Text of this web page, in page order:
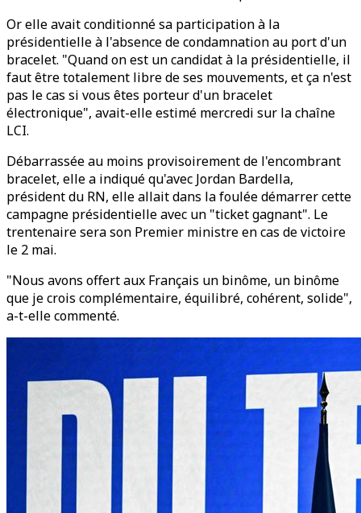
Or elle avait conditionné sa participation à la
présidentielle à l'absence de condamnation au port d'un
bracelet. "Quand on est un candidat à la présidentielle, il
faut être totalement libre de ses mouvements, et ça n'est
pas le cas si vous êtes porteur d'un bracelet
électronique", avait-elle estimé mercredi sur la chaîne
LCI.
Débarrassée au moins provisoirement de l'encombrant
bracelet, elle a indiqué qu'avec Jordan Bardella,
président du RN, elle allait dans la foulée démarrer cette
campagne présidentielle avec un "ticket gagnant". Le
trentenaire sera son Premier ministre en cas de victoire
le 2 mai.
"Nous avons offert aux Français un binôme, un binôme
que je crois complémentaire, équilibré, cohérent, solide",
a-t-elle commenté.